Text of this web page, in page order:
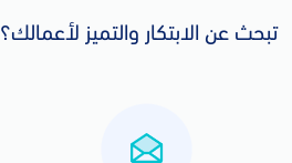
تبحث عن الابتكار والتميز لأعمالك؟